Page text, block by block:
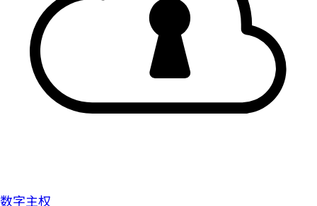
数字主权